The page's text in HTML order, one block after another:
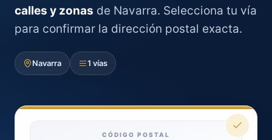
calles y zonas de Navarra. Selecciona tu vía
para confirmar la dirección postal exacta.
Navarra 1 vías
CÓDIGO POSTAL